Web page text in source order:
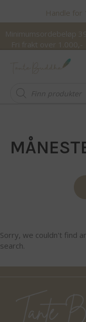
Handle for
Minimumsordebeløp
Fri frakt over 1.000,-
Products
search
Sorry, we couldn't find
search.